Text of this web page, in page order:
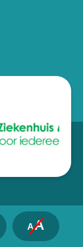
privacyverklaring
AA